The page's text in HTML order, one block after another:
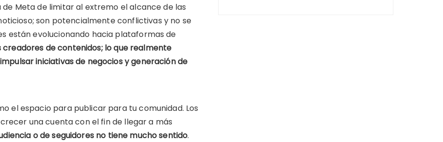
Meta de limitar al extremo el alcance de las
son potencialmente conflictivas y no se
están evolucionando hacia plataformas de
creadores de contenidos; lo que realmente
iniciativas de negocios y generación de
el espacio para publicar para tu comunidad. Los
una cuenta con el fin de llegar a más
o de seguidores no tiene mucho sentido.